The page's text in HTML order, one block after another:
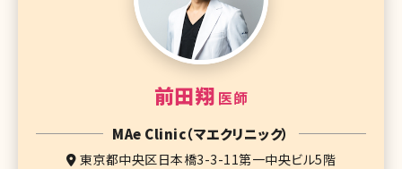
前田翔 医師
MAe Clinic（マエクリニック）
東京都中央区日本橋3-3-11第一中央ビル5階